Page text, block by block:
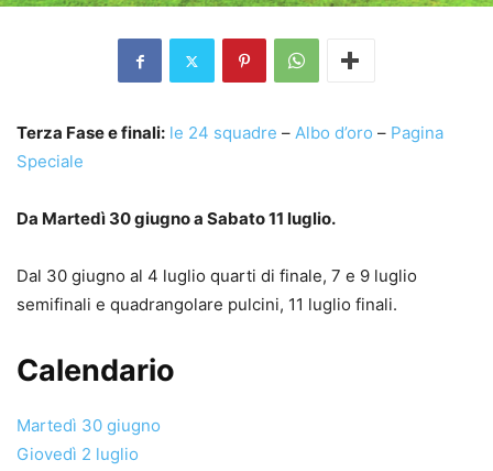
Terza Fase e finali: le 24 squadre – Albo d’oro – Pagina
Speciale
Da Martedì 30 giugno a Sabato 11 luglio.
Dal 30 giugno al 4 luglio quarti di finale, 7 e 9 luglio
semifinali e quadrangolare pulcini, 11 luglio finali.
Calendario
Martedì 30 giugno
Giovedì 2 luglio